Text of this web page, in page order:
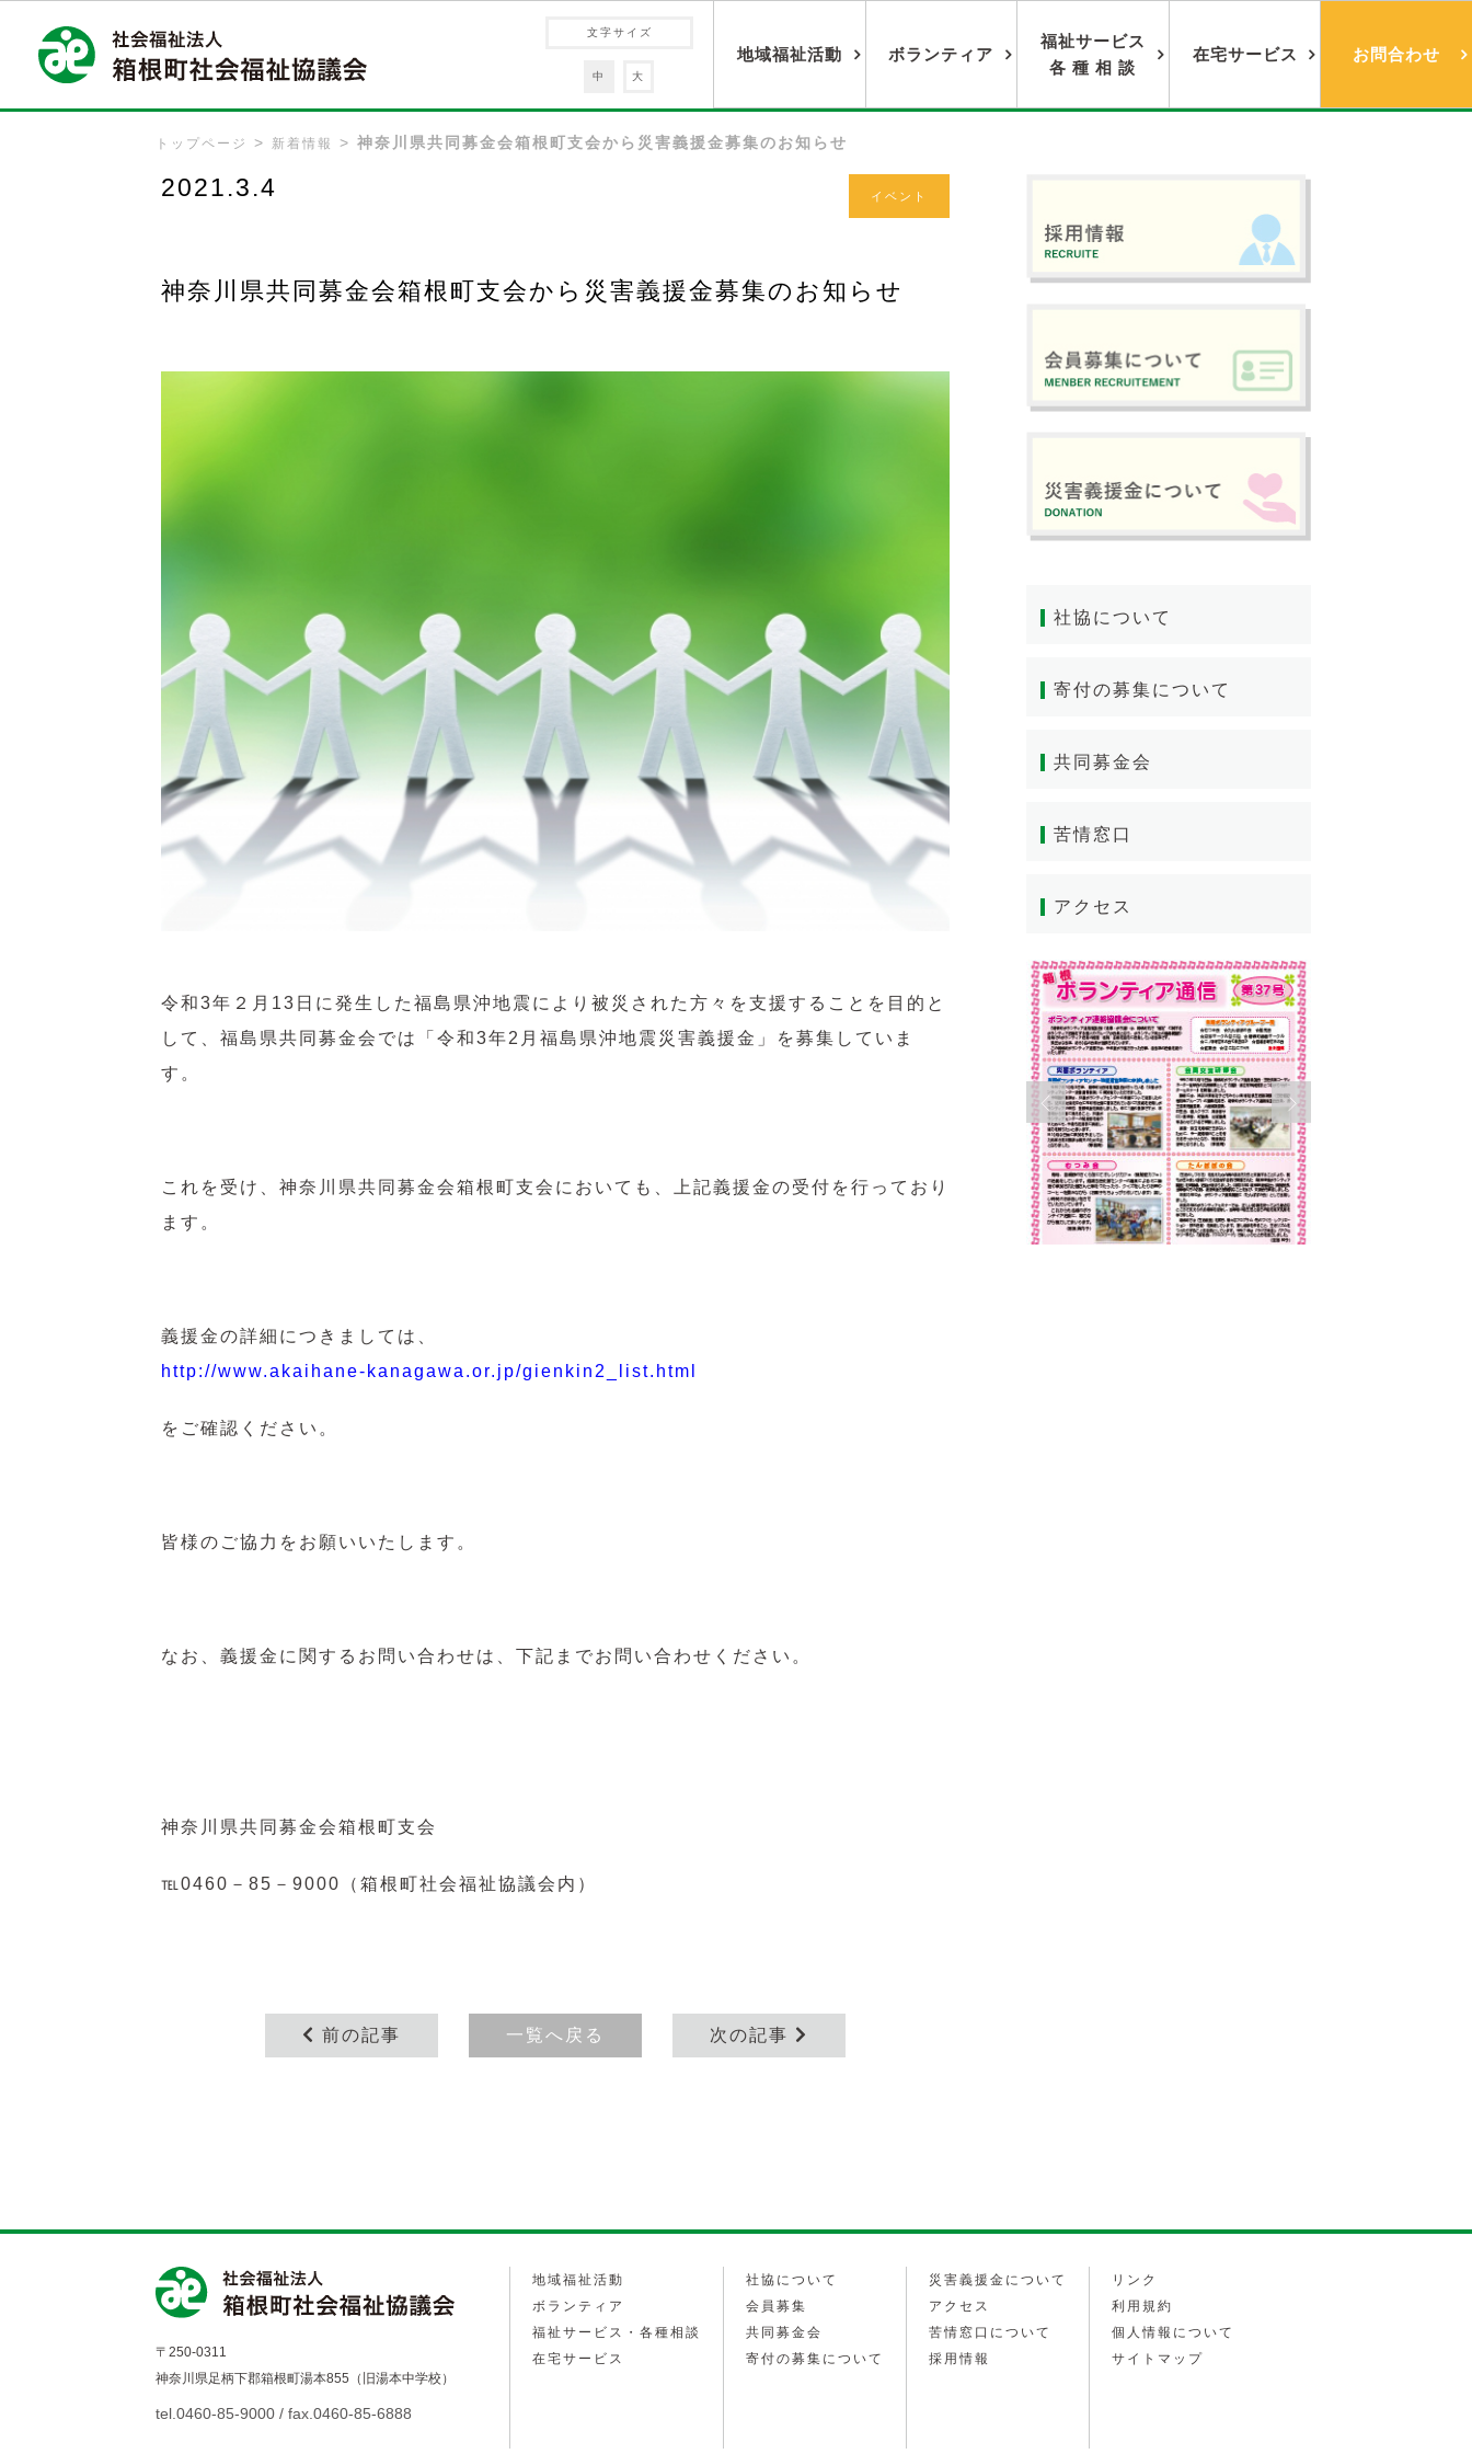
文字サイズ
中 大
地域福祉活動 ボランティア
福祉サービス
各 種 相 談
在宅サービス お問合わせ
トップページ 新着情報 神奈川県共同募金会箱根町支会から災害義援金募集のお知らせ
2021.3.4 イベント
神奈川県共同募金会箱根町支会から災害義援金募集のお知らせ
令和3年２月13日に発生した福島県沖地震により被災された方々を支援することを目的と
して、福島県共同募金会では「令和3年2月福島県沖地震災害義援金」を募集していま
す。
これを受け、神奈川県共同募金会箱根町支会においても、上記義援金の受付を行っており
ます。
義援金の詳細につきましては、
http://www.akaihane-kanagawa.or.jp/gienkin2_list.html
をご確認ください。
皆様のご協力をお願いいたします。
なお、義援金に関するお問い合わせは、下記までお問い合わせください。
神奈川県共同募金会箱根町支会
℡0460－85－9000（箱根町社会福祉協議会内）
前の記事 一覧へ戻る 次の記事
社協について
寄付の募集について
共同募金会
苦情窓口
アクセス
〒250-0311
神奈川県足柄下郡箱根町湯本855（旧湯本中学校）
tel.0460-85-9000 / fax.0460-85-6888
地域福祉活動
ボランティア
福祉サービス・各種相談
在宅サービス
社協について
会員募集
共同募金会
寄付の募集について
災害義援金について
アクセス
苦情窓口について
採用情報
リンク
利用規約
個人情報について
サイトマップ